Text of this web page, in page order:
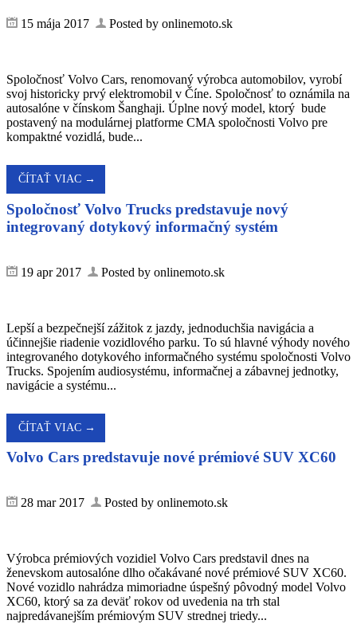
15 mája 2017 Posted by onlinemoto.sk
Spoločnosť Volvo Cars, renomovaný výrobca automobilov, vyrobí
svoj historicky prvý elektromobil v Číne. Spoločnosť to oznámila na
autosalóne v čínskom Šanghaji. Úplne nový model, ktorý bude
postavený na modulárnej platforme CMA spoločnosti Volvo pre
kompaktné vozidlá, bude...
ČÍTAŤ VIAC →
Spoločnosť Volvo Trucks predstavuje nový
integrovaný dotykový informačný systém
19 apr 2017 Posted by onlinemoto.sk
Lepší a bezpečnejší zážitok z jazdy, jednoduchšia navigácia a
účinnejšie riadenie vozidlového parku. To sú hlavné výhody nového
integrovaného dotykového informačného systému spoločnosti Volvo
Trucks. Spojením audiosystému, informačnej a zábavnej jednotky,
navigácie a systému...
ČÍTAŤ VIAC →
Volvo Cars predstavuje nové prémiové SUV XC60
28 mar 2017 Posted by onlinemoto.sk
Výrobca prémiových vozidiel Volvo Cars predstavil dnes na
ženevskom autosalóne dlho očakávané nové prémiové SUV XC60.
Nové vozidlo nahrádza mimoriadne úspešný pôvodný model Volvo
XC60, ktorý sa za deväť rokov od uvedenia na trh stal
najpredávanejším prémiovým SUV strednej triedy...